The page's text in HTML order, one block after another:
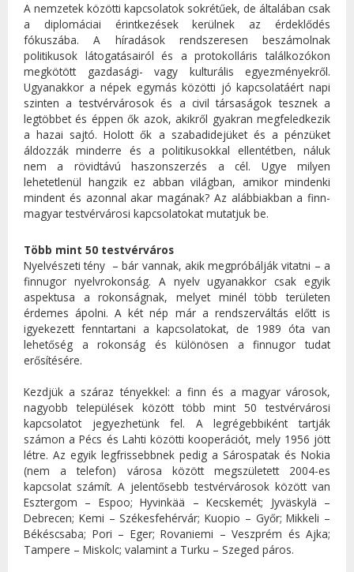
A nemzetek közötti kapcsolatok sokrétűek, de általában csak
a diplomáciai érintkezések kerülnek az érdeklődés
fókuszába. A híradások rendszeresen beszámolnak
politikusok látogatásairól és a protokolláris találkozókon
megkötött gazdasági- vagy kulturális egyezményekről.
Ugyanakkor a népek egymás közötti jó kapcsolatáért napi
szinten a testvérvárosok és a civil társaságok tesznek a
legtöbbet és éppen ők azok, akikről gyakran megfeledkezik
a hazai sajtó. Holott ők a szabadidejüket és a pénzüket
áldozzák minderre és a politikusokkal ellentétben, náluk
nem a rövidtávú haszonszerzés a cél. Ugye milyen
lehetetlenül hangzik ez abban világban, amikor mindenki
mindent és azonnal akar magának? Az alábbiakban a finn-
magyar testvérvárosi kapcsolatokat mutatjuk be.
Több mint 50 testvérváros
Nyelvészeti tény – bár vannak, akik megpróbálják vitatni – a
finnugor nyelvrokonság. A nyelv ugyanakkor csak egyik
aspektusa a rokonságnak, melyet minél több területen
érdemes ápolni. A két nép már a rendszerváltás előtt is
igyekezett fenntartani a kapcsolatokat, de 1989 óta van
lehetőség a rokonság és különösen a finnugor tudat
erősítésére.
Kezdjük a száraz tényekkel: a finn és a magyar városok,
nagyobb települések között több mint 50 testvérvárosi
kapcsolatot jegyezhetünk fel. A legrégebbiként tartják
számon a Pécs és Lahti közötti kooperációt, mely 1956 jött
létre. Az egyik legfrissebbnek pedig a Sárospatak és Nokia
(nem a telefon) városa között megszületett 2004-es
kapcsolat számít. A jelentősebb testvérvárosok között van
Esztergom – Espoo; Hyvinkää – Kecskemét; Jyväskylä –
Debrecen; Kemi – Székesfehérvár; Kuopio – Győr; Mikkeli –
Békéscsaba; Pori – Eger; Rovaniemi – Veszprém és Ajka;
Tampere – Miskolc; valamint a Turku – Szeged páros.